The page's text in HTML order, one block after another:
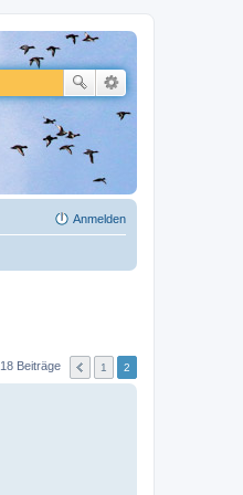
Anmelden
18 Beiträge 1 2